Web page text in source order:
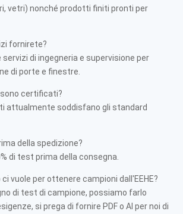
vetri) nonché prodotti finiti pronti per
fornirete?
servizi di ingegneria e supervisione per
di porte e finestre.
certificati?
attualmente soddisfano gli standard
della spedizione?
di test prima della consegna.
vuole per ottenere campioni dall'EEHE?
di test di campione, possiamo farlo
si prega di fornire PDF o AI per noi di